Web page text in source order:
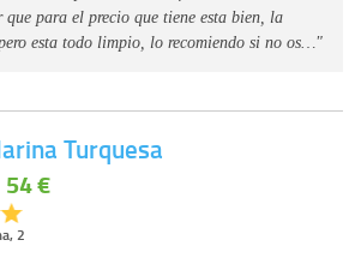
para el precio que tiene esta bien, la
esta todo limpio, lo recomiendo si no os…"
Turquesa
2
54 €